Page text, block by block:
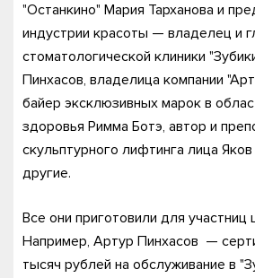
"Останкино" Мария Тарханова и
индустрии красоты — владелец и
стоматологической клиники
Пинхасов, владелица компании
байер эксклюзивных марок в
здоровья Римма Ботэ, автор и
скульптурного лифтинга лица
другие.
Все они приготовили для участниц
Например, Артур Пинхасов —
тысяч рублей на обслуживание в